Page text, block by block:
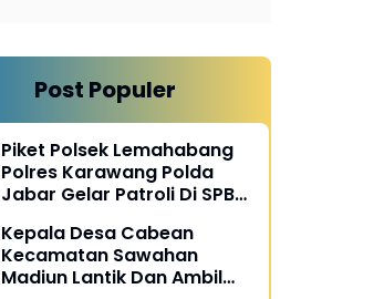
Post Populer
Piket Polsek Lemahabang
Polres Karawang Polda
Jabar Gelar Patroli Di SPBU
Kepala Desa Cabean
Kecamatan Sawahan
Madiun Lantik Dan Ambil